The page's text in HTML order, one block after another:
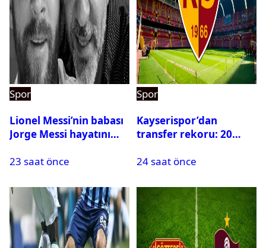
Spor
Lionel Messi’nin babası
Jorge Messi hayatını
23 saat önce
Spor
Kayserispor’dan
transfer rekoru: 20
24 saat önce